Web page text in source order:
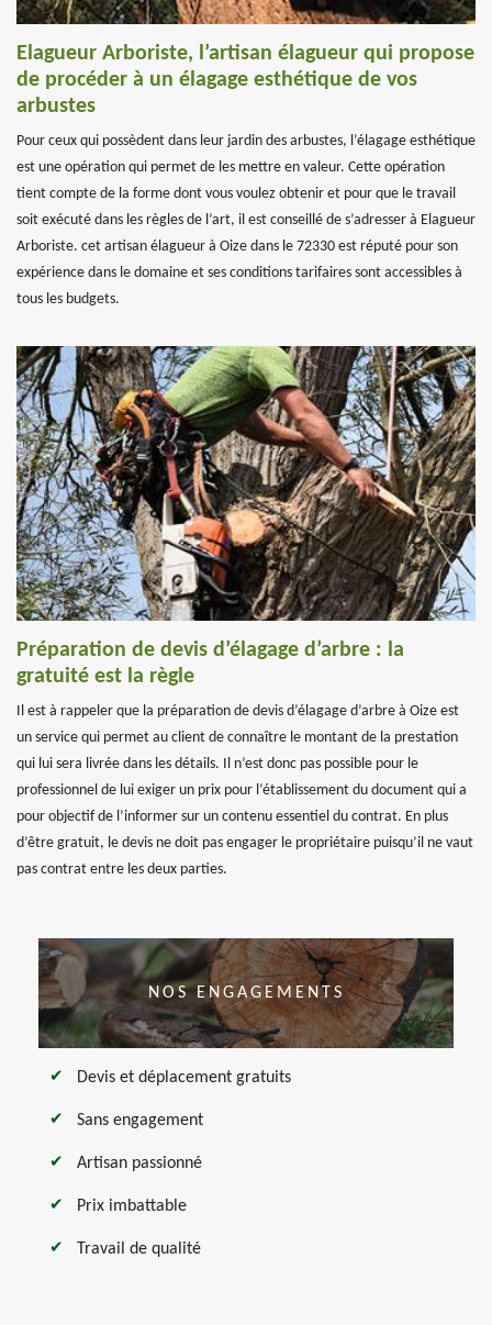
Elagueur Arboriste, l’artisan élagueur qui propose
de procéder à un élagage esthétique de vos
arbustes
Pour ceux qui possèdent dans leur jardin des arbustes, l’élagage esthétique
est une opération qui permet de les mettre en valeur. Cette opération
tient compte de la forme dont vous voulez obtenir et pour que le travail
soit exécuté dans les règles de l’art, il est conseillé de s’adresser à Elagueur
Arboriste. cet artisan élagueur à Oize dans le 72330 est réputé pour son
expérience dans le domaine et ses conditions tarifaires sont accessibles à
tous les budgets.
Préparation de devis d’élagage d’arbre : la
gratuité est la règle
Il est à rappeler que la préparation de devis d’élagage d’arbre à Oize est
un service qui permet au client de connaître le montant de la prestation
qui lui sera livrée dans les détails. Il n’est donc pas possible pour le
professionnel de lui exiger un prix pour l’établissement du document qui a
pour objectif de l’informer sur un contenu essentiel du contrat. En plus
d’être gratuit, le devis ne doit pas engager le propriétaire puisqu’il ne vaut
pas contrat entre les deux parties.
NOS ENGAGEMENTS
Devis et déplacement gratuits
Sans engagement
Artisan passionné
Prix imbattable
Travail de qualité